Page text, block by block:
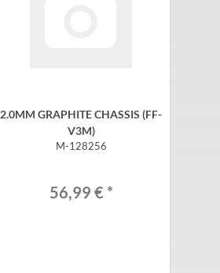
2.0MM GRAPHITE CHASSIS (FF-
V3M)
M-128256
56,99 € *